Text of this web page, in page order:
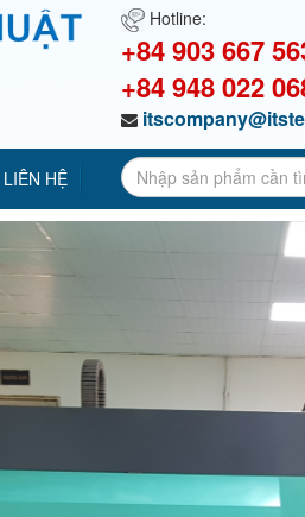
Hotline:
+84 903 667
+84 948 022
LIÊN HỆ